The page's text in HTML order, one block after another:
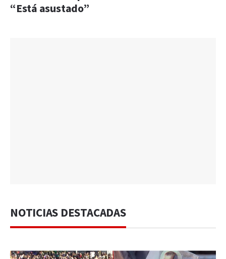
“Está asustado”
NOTICIAS DESTACADAS